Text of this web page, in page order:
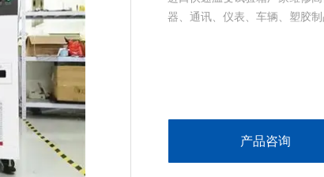
器、通讯、仪表、车辆、塑胶
产品咨询